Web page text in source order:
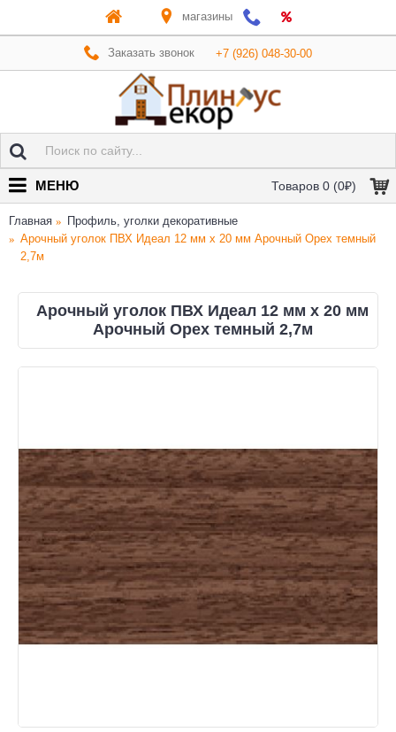
магазины
Заказать звонок +7 (926) 048-30-00
Товаров 0 (0₽)
МЕНЮ
Главная
Профиль, уголки декоративные
Арочный уголок ПВХ Идеал 12 мм х 20 мм Арочный Орех темный
2,7м
Арочный уголок ПВХ Идеал 12 мм х 20 мм
Арочный Орех темный 2,7м